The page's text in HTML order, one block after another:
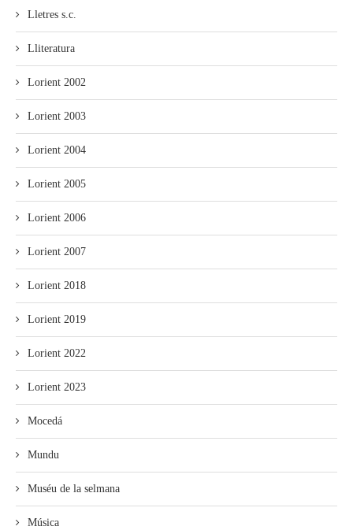
Lletres s.c.
Lliteratura
Lorient 2002
Lorient 2003
Lorient 2004
Lorient 2005
Lorient 2006
Lorient 2007
Lorient 2018
Lorient 2019
Lorient 2022
Lorient 2023
Mocedá
Mundu
Muséu de la selmana
Música